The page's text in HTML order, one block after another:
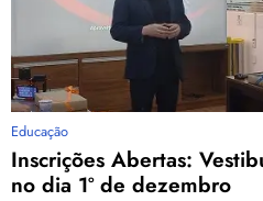
Educação
Inscrições Abertas:
no dia 1º de dezembro